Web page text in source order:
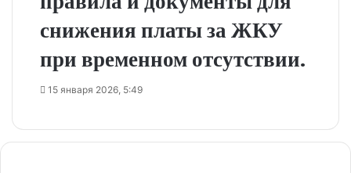
снижения платы за ЖКУ
при временном отсутствии.
15 января 2026, 5:49